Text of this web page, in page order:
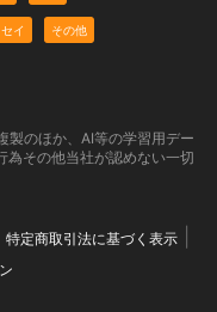
イ その他
製のほか、AI等の学習用デー
為その他当社が認めない一切
特定商取引法に基づく表示